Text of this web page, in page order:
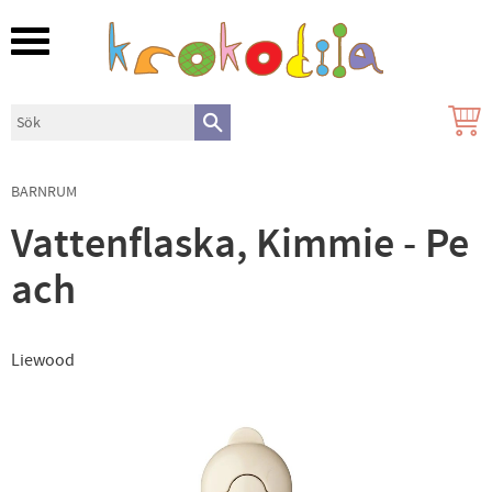
Meny
BARNRUM
Vattenflaska, Kimmie - Pe
ach
Liewood